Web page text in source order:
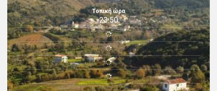
Τοπική ώρα
23:50